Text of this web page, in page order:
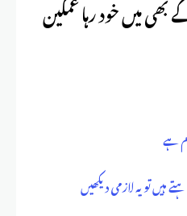
میں خود رہا غمگین
ہے
ہیں تو یہ لازمی دیکھیں